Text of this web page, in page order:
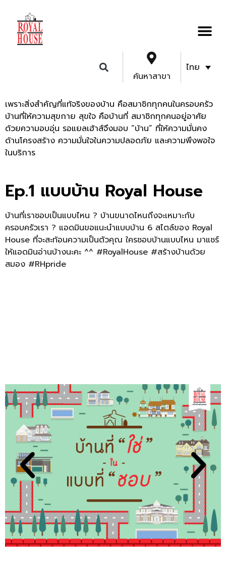
ค้นหาสาขา
ไทย
เพราะสิ่งสำคัญที่แท้จริงของบ้าน คือสมาชิกทุกคนในครอบครัว
บ้านที่ให้ความสุขกาย สุขใจ คือบ้านที่ สมาชิกทุกคนอยู่อาศัย
ด้วยความอบอุ่น รอแยลเฮ้าส์จึงมอบ “บ้าน” ที่ให้ความมั่นคง
ด้านโครงสร้าง ความมั่นใจในความปลอดภัย และความพึงพอใจ
ในบริการ
Ep.1 แบบบ้าน Royal House
บ้านที่เราชอบเป็นแบบไหน ? บ้านขนาดไหนถึงจะเหมาะกับ
ครอบครัวเรา ? แอดมินขอแนะนำแบบบ้าน 6 สไตล์ของ Royal
House ที่จะสะท้อนความเป็นตัวคุณ ใครชอบบ้านแบบไหน มาแชร์
ให้แอดมินอ่านบ้างนะคะ ^^ #RoyalHouse #สร้างบ้านด้วย
สมอง #RHpride